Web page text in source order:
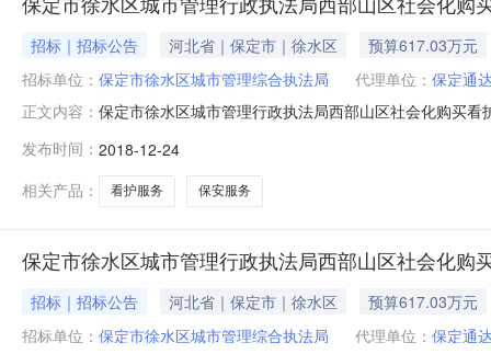
招标｜招标公告 河北省｜保定市｜徐水区
预算617.03万元
招标单位： 保定市徐水区城市管理综合执法局 代理单位： 保定通
正文内容： 保定市徐水区城市管理行政执法局西部山区社会化购买
购代理机构联系人及联系方式：尹志鹏0312-5061572采
期限：一年采购预算：61
发布时间： 2018-12-24
相关产品：
看护服务 保安服务
保定市徐水区城市管理行政执法局西部山区社会化购
招标｜招标公告 河北省｜保定市｜徐水区
预算617.03万元
招标单位： 保定市徐水区城市管理综合执法局 代理单位： 保定通